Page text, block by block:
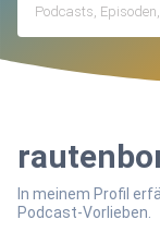
In meinem Profil
Podcast-Vorlieben.